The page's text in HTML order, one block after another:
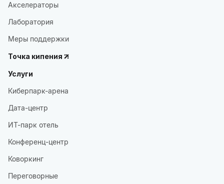
Акселераторы
Лаборатория
Меры поддержки
Точка кипения
Услуги
Киберпарк-арена
Дата-центр
ИТ-парк отель
Конференц-центр
Коворкинг
Переговорные